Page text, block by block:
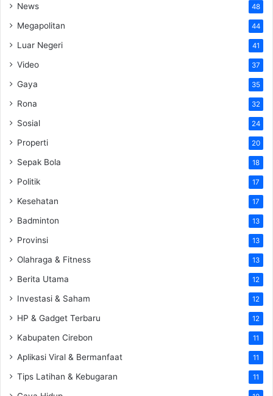
News 48
Megapolitan 44
Luar Negeri 41
Video 37
Gaya 35
Rona 32
Sosial 24
Properti 20
Sepak Bola 18
Politik 17
Kesehatan 17
Badminton 13
Provinsi 13
Olahraga & Fitness 13
Berita Utama 12
Investasi & Saham 12
HP & Gadget Terbaru 12
Kabupaten Cirebon 11
Aplikasi Viral & Bermanfaat 11
Tips Latihan & Kebugaran 11